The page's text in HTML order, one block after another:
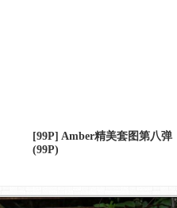
[99P] Amber精美套图第八弹
(99P)